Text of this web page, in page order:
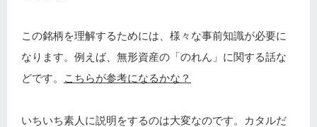
この銘柄を理解するためには、様々な事前知識が必要に
なります。例えば、無形資産の「のれん」に関する話な
どです。
こちらが参考になるかな？
いちいち素人に説明をするのは大変なのです。カタルだ